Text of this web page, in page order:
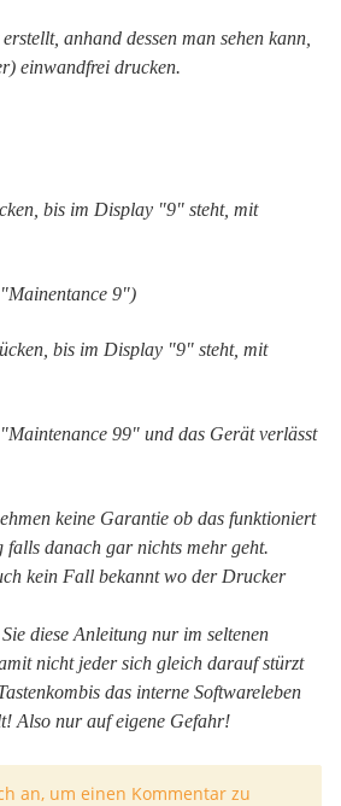
anhand dessen man sehen kann,
einwandfrei drucken.
bis im Display "9" steht, mit
9")
bis im Display "9" steht, mit
99" und das Gerät verlässt
keine Garantie ob das funktioniert
falls danach gar nichts mehr geht.
kein Fall bekannt wo der Drucker
diese Anleitung nur im seltenen
nicht jeder sich gleich darauf stürzt
das interne Softwareleben
Also nur auf eigene Gefahr!
an, um einen Kommentar zu